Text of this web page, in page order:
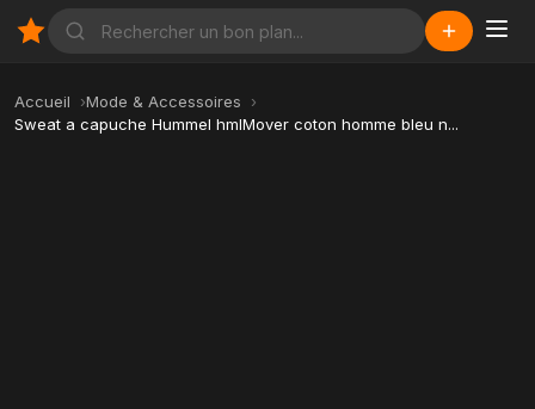
Accueil
Mode & Accessoires
Sweat a capuche Hummel hmlMover coton homme bleu n...